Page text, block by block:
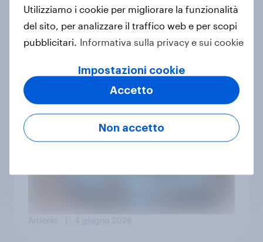
Ferrari Luce: tra entusiasmo e
rivoluzione, come risponde il
Articolo | 4 giugno 2026
Utilizziamo i cookie per migliorare la funzionalità
del sito, per analizzare il traffico web e per scopi
pubblicitari.
Informativa sulla privacy e sui cookie
Impostazioni cookie
Non accetto
Accetto